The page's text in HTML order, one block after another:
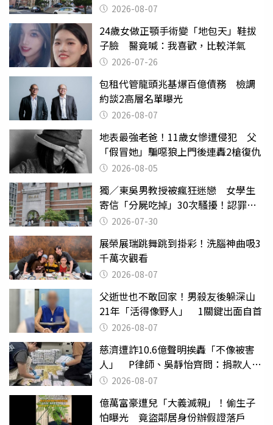
2026-08-07
24歲女做正顎手術變「地包天」鞋拔
子臉 醫竟喊：我喜歡，比較洋氣
2026-07-26
包租代管龍頭兆基爆百億債務 檢調
約談2高層名單曝光
2026-08-07
地表最強老爸！11歲女慘遭侵犯 父
「假冒她」騙噁狼上門後連轟2槍復仇
2026-08-05
獨／東吳男教授被瘋狂迷戀 女學生
寄信「分屍吃掉」30次騷擾！認罪免
關 2026-07-30
展榮展瑞跳舞跳到掛彩！洗腦神曲吸3
千萬次觀看
2026-08-07
父逝世也不敢回家！男殺友後躲深山
21年「活得像野人」 1關鍵出面自首
2026-08-07
慈濟遭詐10.6億聲明挨轟「不像被害
人」 P律師、吳靜怡齊問：捐款人有
權知道真相
2026-08-07
億萬富豪遭兒「大義滅親」！偷生子
怕曝光 竟盜鄰居身份辦假證落戶